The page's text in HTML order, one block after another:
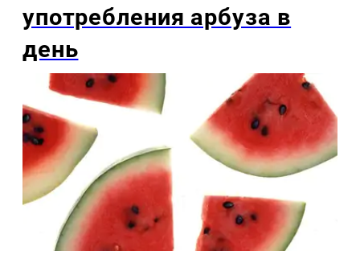
употребления арбуза в
день